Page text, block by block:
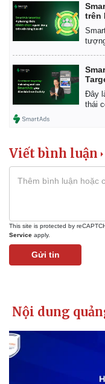
Bất động sản
Khởi nghiệp
trên
Đây
thái
Viết bình luận
This site is protected by
Service apply.
Gửi tin